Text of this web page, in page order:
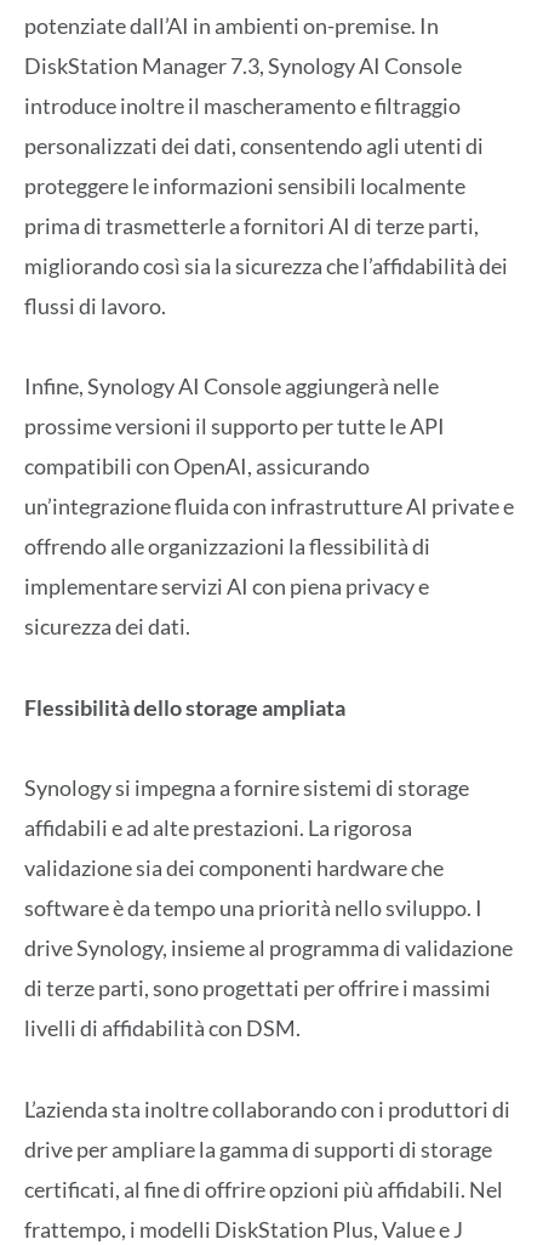
potenziate dall’AI in ambienti on-premise. In
DiskStation Manager 7.3, Synology AI Console
introduce inoltre il mascheramento e filtraggio
personalizzati dei dati, consentendo agli utenti di
proteggere le informazioni sensibili localmente
prima di trasmetterle a fornitori AI di terze parti,
migliorando così sia la sicurezza che l’affidabilità dei
flussi di lavoro.
Infine, Synology AI Console aggiungerà nelle
prossime versioni il supporto per tutte le API
compatibili con OpenAI, assicurando
un’integrazione fluida con infrastrutture AI private e
offrendo alle organizzazioni la flessibilità di
implementare servizi AI con piena privacy e
sicurezza dei dati.
Flessibilità dello storage ampliata
Synology si impegna a fornire sistemi di storage
affidabili e ad alte prestazioni. La rigorosa
validazione sia dei componenti hardware che
software è da tempo una priorità nello sviluppo. I
drive Synology, insieme al programma di validazione
di terze parti, sono progettati per offrire i massimi
livelli di affidabilità con DSM.
L’azienda sta inoltre collaborando con i produttori di
drive per ampliare la gamma di supporti di storage
certificati, al fine di offrire opzioni più affidabili. Nel
frattempo, i modelli DiskStation Plus, Value e J